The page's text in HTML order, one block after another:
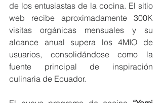
de los entusiastas de la cocina. El sitio
web recibe aproximadamente 300K
visitas orgánicas mensuales y su
alcance anual supera los 4MIO de
usuarios, consolidándose como la
fuente principal de inspiración
culinaria de Ecuador.